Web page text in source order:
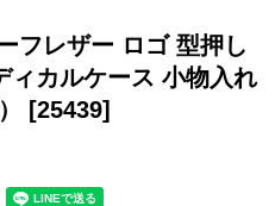
フレザー ロゴ 型押し
ィカルケース 小物入れ
[25439]